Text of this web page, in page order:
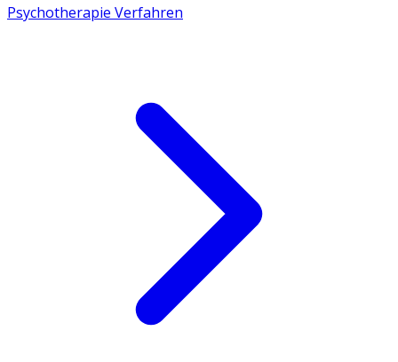
Psychotherapie Verfahren